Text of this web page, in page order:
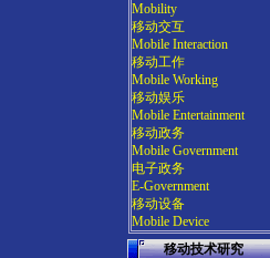
Mobility
移动交互
Mobile Interaction
移动工作
Mobile Working
移动娱乐
Mobile Entertainment
移动政务
Mobile Government
电子政务
E-Government
移动设备
Mobile Device
移动技术研究